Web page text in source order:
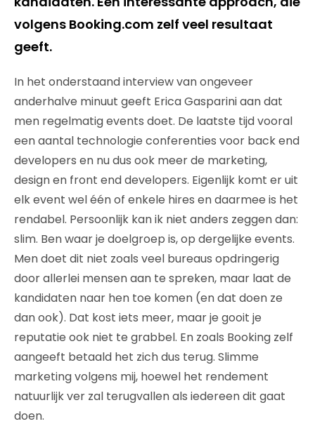
volgens Booking.com zelf veel resultaat
geeft.
In het onderstaand interview van ongeveer
anderhalve minuut geeft Erica Gasparini aan dat
men regelmatig events doet. De laatste tijd vooral
een aantal technologie conferenties voor back end
developers en nu dus ook meer de marketing,
design en front end developers. Eigenlijk komt er uit
elk event wel één of enkele hires en daarmee is het
rendabel. Persoonlijk kan ik niet anders zeggen dan:
slim. Ben waar je doelgroep is, op dergelijke events.
Men doet dit niet zoals veel bureaus opdringerig
door allerlei mensen aan te spreken, maar laat de
kandidaten naar hen toe komen (en dat doen ze
dan ook). Dat kost iets meer, maar je gooit je
reputatie ook niet te grabbel. En zoals Booking zelf
aangeeft betaald het zich dus terug. Slimme
marketing volgens mij, hoewel het rendement
natuurlijk ver zal terugvallen als iedereen dit gaat
doen.